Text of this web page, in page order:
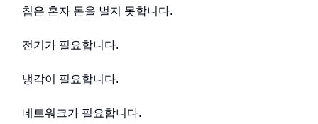
칩은 혼자 돈을 벌지 못합니다.
전기가 필요합니다.
냉각이 필요합니다.
네트워크가 필요합니다.